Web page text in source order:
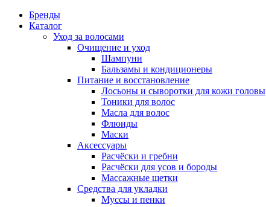
Бренды
Каталог
Уход за волосами
Очищение и уход
Шампуни
Бальзамы и кондиционеры
Питание и восстановление
Лосьоны и сыворотки для кожи головы
Тоники для волос
Масла для волос
Флюиды
Маски
Аксессуары
Расчёски и гребни
Расчёски для усов и бороды
Массажные щетки
Средства для укладки
Муссы и пенки